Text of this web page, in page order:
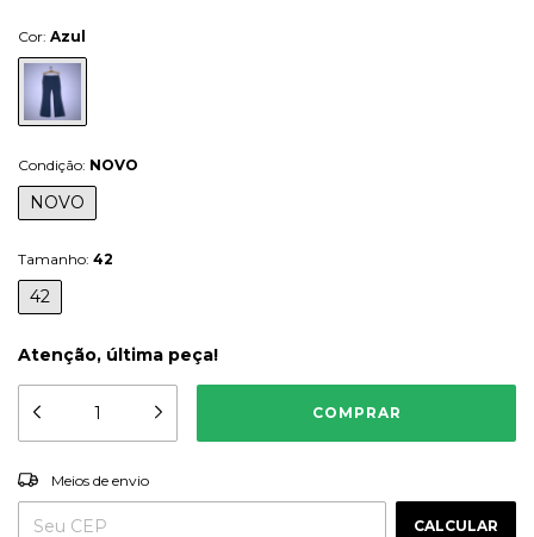
Cor: Azul
Condição: NOVO
NOVO
Tamanho: 42
42
Atenção, última peça!
Entregas para o CEP:
Meios de envio
CALCULAR